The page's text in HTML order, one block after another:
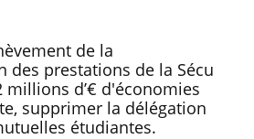
de la
des prestations de la Sécu
millions d’€ d'économies
supprimer la délégation
étudiantes.